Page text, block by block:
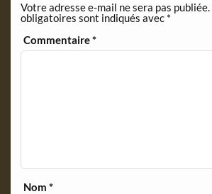
d
l
y
Votre adresse e-mail ne sera pas publiée.
obligatoires sont indiqués avec *
Commentaire*
Nom*